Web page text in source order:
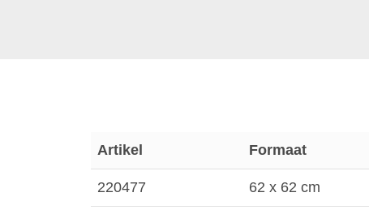
Artikel Formaat
220477 62 x 62 cm